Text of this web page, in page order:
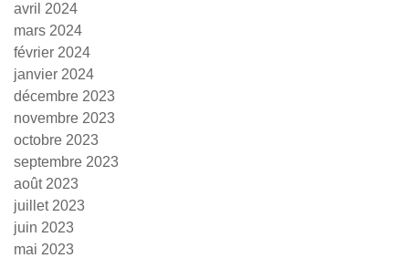
avril 2024
mars 2024
février 2024
janvier 2024
décembre 2023
novembre 2023
octobre 2023
septembre 2023
août 2023
juillet 2023
juin 2023
mai 2023